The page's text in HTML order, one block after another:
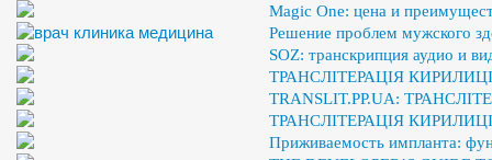
Magic One: цена и
Решение проблем мужского
SOZ: транскрипция аудио и
ТРАНСЛІТЕРАЦІЯ
TRANSLIT.PP.UA:
ТРАНСЛІТЕРАЦІЯ
Приживаемость импланта: